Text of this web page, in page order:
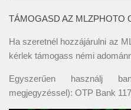
TÁMOGASD AZ MLZPHOTO
Ha szeretnél hozzájárulni az
kérlek támogass némi
Egyszerűen használj
megjegyzéssel): OTP Bank